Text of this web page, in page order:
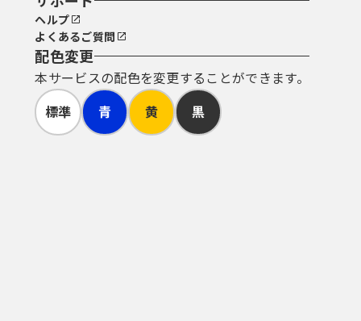
ヘルプ
よくあるご質問
配色変更
本サービスの配色を変更することができます。
標準
青 黄 黒